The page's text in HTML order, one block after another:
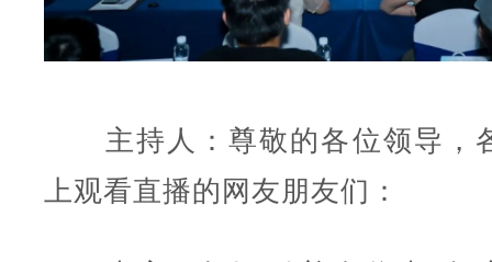
主持人：尊敬的各位领导，
上观看直播的网友朋友们：